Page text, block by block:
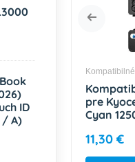
5430
pre
Cyan
11,30 €
ID
/ A)